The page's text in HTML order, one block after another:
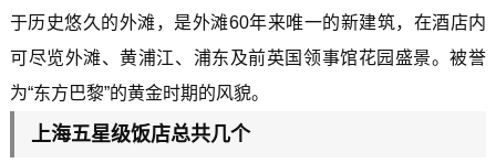
于历史悠久的外滩，是外滩60年来唯一的新建筑，在酒店内
可尽览外滩、黄浦江、浦东及前英国领事馆花园盛景。被誉
为“东方巴黎”的黄金时期的风貌。
上海五星级饭店总共几个